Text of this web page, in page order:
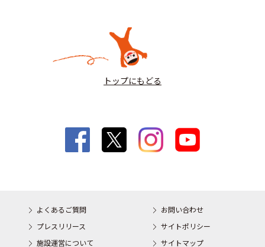
トップにもどる
よくあるご質問
お問い合わせ
プレスリリース
サイトポリシー
施設運営について
サイトマップ